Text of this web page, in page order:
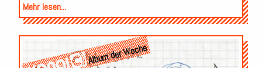
Mehr lesen...
Album der Woche